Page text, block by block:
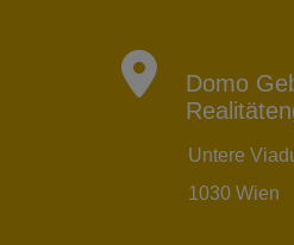
Domo
Untere
1030 Wien